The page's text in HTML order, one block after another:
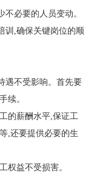
必要的人员变动。
训,确保关键岗位的顺
遇不受影响。首先要
续。
的薪酬水平,保证工
,还要提供必要的生
权益不受损害。